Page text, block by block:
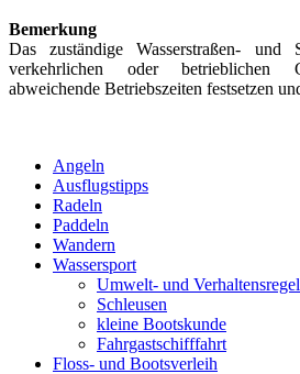
Bemerkung
Das zuständige Wasserstraßen- und
verkehrlichen oder betrieblichen
abweichende Betriebszeiten festsetzen
Angeln
Ausflugstipps
Radeln
Paddeln
Wandern
Wassersport
Umwelt- und
Schleusen
kleine Bootskunde
Fahrgastschifffahrt
Floss- und Bootsverleih